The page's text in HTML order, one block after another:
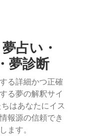
占い・
夢診断
る詳細かつ正確
る夢の解釈サイ
はあなたにイス
報源の信頼でき
ます。